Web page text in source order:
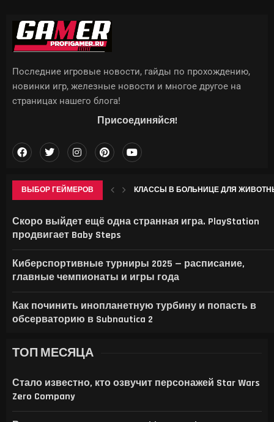
ВЫБОР ГЕЙМЕРОВ КЛАССЫ В БОЛЬНИЦЕ ДЛЯ
Скоро выйдет ещё одна странная игра. PlayStation
продвигает Baby Steps
Киберспортивные турниры 2025 — расписание,
главные чемпионаты и игры года
Как починить инопланетную турбину и попасть в
обсерваторию в Subnautica 2
Последние игровые новости, гайды по прохождению,
новинки игр, железные новости и многое другое на
страницах нашего блога!
Присоединяйся!
ТОП МЕСЯЦА
Стало известно, кто озвучит персонажей Star Wars
Zero Company